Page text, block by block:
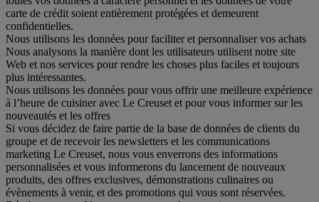
carte de crédit soient entièrement protégées et demeurent
confidentielles.
Nous utilisons les données pour faciliter et personnaliser vos achats
Nous analysons la manière dont les utilisateurs utilisent notre site
Web et nos services pour rendre les choses plus faciles et toujours
plus intéressantes.
Nous utilisons les données pour vous offrir une meilleure expérience
à l’heure de cuisiner avec Le Creuset et pour vous informer sur les
nouveautés et les offres
Si vous décidez de faire partie de la base de données de clients du
groupe et de recevoir les newsletters et les communications
marketing Le Creuset, nous vous enverrons des informations
personnalisées et vous informerons du lancement de nouveaux
produits, des offres exclusives, démonstrations culinaires ou
évènements à venir, et des promotions qui vous sont réservées.